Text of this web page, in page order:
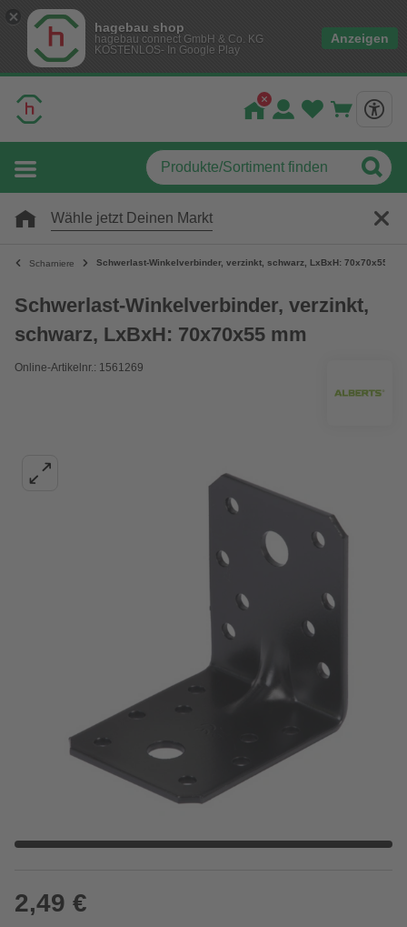
hagebau shop
hagebau connect GmbH & Co. KG
KOSTENLOS- In Google Play
Anzeigen
Wähle jetzt Deinen Markt
Scharniere Schwerlast-Winkelverbinder, verzinkt, schwarz, LxBxH: 70x70x55 mm
Schwerlast-Winkelverbinder, verzinkt,
schwarz, LxBxH: 70x70x55 mm
Online-Artikelnr.: 1561269
2,49 €